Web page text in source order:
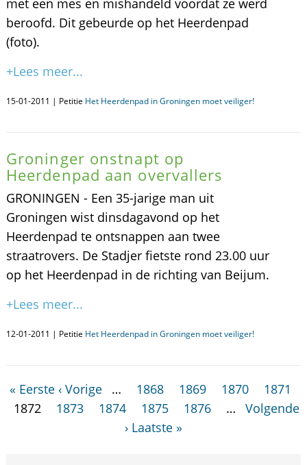
met een mes en mishandeld voordat ze werd
beroofd. Dit gebeurde op het Heerdenpad
(foto).
+Lees meer...
15-01-2011 | Petitie Het Heerdenpad in Groningen moet veiliger!
Groninger onstnapt op
Heerdenpad aan overvallers
GRONINGEN - Een 35-jarige man uit
Groningen wist dinsdagavond op het
Heerdenpad te ontsnappen aan twee
straatrovers. De Stadjer fietste rond 23.00 uur
op het Heerdenpad in de richting van Beijum.
+Lees meer...
12-01-2011 | Petitie Het Heerdenpad in Groningen moet veiliger!
« Eerste ‹ Vorige … 1868 1869 1870
1871
1872
1873 1874 1875 1876 …
Volgende
› Laatste »